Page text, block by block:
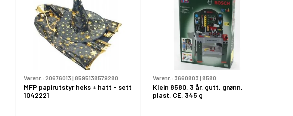
Varenr.: 20676013 | 8595138579280
MFP papirutstyr heks + hatt - sett
1042221
Varenr.: 3660803 | 8580
Klein 8580, 3 år, gutt, grønn,
plast, CE, 345 g